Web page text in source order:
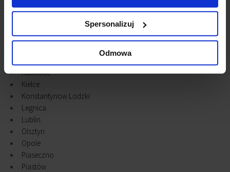
Spersonalizuj
Odmowa
Czestochowa
Gdynia
Katowice
Kielce
Konstantynow Lodzki
Legnica
Lublin
Olsztyn
Opole
Piaseczno
Piastów